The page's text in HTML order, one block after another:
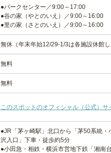
●パークセンター／9:00～17:00
●谷の家（やとのいえ）／9:00～16:00
●里の家（さとのいえ）／9:00～16:00
無休（年末年始12/29-1/3は各施設休館し
無料
無料
このスポットのオフィシャル（公式）サ
●JR「茅ヶ崎駅」北口から「茅50系統
沢入口」下車・徒歩約5分
●小田急・相鉄・横浜市営地下鉄「湘南